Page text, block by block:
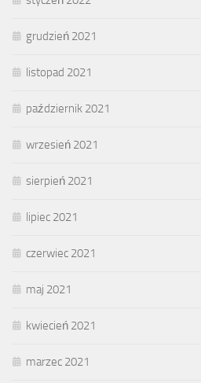
grudzień 2021
listopad 2021
październik 2021
wrzesień 2021
sierpień 2021
lipiec 2021
czerwiec 2021
maj 2021
kwiecień 2021
marzec 2021